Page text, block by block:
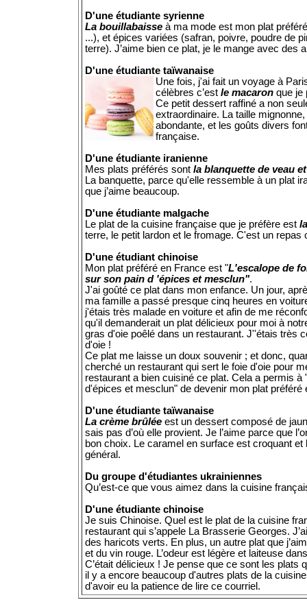
D'une étudiante syrienne
La bouillabaisse à ma mode est mon plat
...), et épices variées (safran, poivre, poudre de
terre). J’aime bien ce plat, je le mange avec
D'une étudiante taïwanaise
Une fois, j'ai fait un voyage à
célèbres c’est le macaron que je
Ce petit dessert raffiné a non
extraordinaire. La taille
abondante, et les goûts divers
française.
D'une étudiante iranienne
Mes plats préférés sont la blanquette de veau
La banquette, parce qu'elle ressemble à un plat
que j’aime beaucoup.
D'une étudiante malgache
Le plat de la cuisine française que je préfère est
terre, le petit lardon et le fromage. C'est un repas
D'une étudiant chinoise
Mon plat préféré en France est "L'escalope de
sur son pain d 'épices et mesclun".
J'ai goûté ce plat dans mon enfance. Un jour,
ma famille a passé presque cinq heures en
j'étais très malade en voiture et afin de me
qu'il demanderait un plat délicieux pour moi à
gras d'oie poêlé dans un restaurant. J''étais très
d'oie !
Ce plat me laisse un doux souvenir ; et donc,
cherché un restaurant qui sert le foie d'oie pour
restaurant a bien cuisiné ce plat. Cela a permis
d'épices et mesclun" de devenir mon plat préféré
D'une étudiante taïwanaise
La crème brûlée est un dessert composé de
sais pas d’où elle provient. Je l’aime parce que
bon choix. Le caramel en surface est croquant
général.
Du groupe d'étudiantes ukrainiennes
Qu’est-ce que vous aimez dans la cuisine
D'une étudiante chinoise
Je suis Chinoise. Quel est le plat de la cuisine
restaurant qui s’appele La Brasserie Georges.
des haricots verts. En plus, un autre plat que
et du vin rouge. L’odeur est légère et laiteuse
C’était délicieux ! Je pense que ce sont les plats
il y a encore beaucoup d'autres plats de la
d'avoir eu la patience de lire ce courriel.